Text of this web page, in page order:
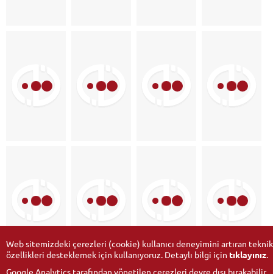
Web sitemizdeki çerezleri (cookie) kullanıcı deneyimini artıran teknik
özellikleri desteklemek için kullanıyoruz. Detaylı bilgi için tıklayınız.
Google Analytics tarafından yönetilen çerezleri devre dışı bırakabilir